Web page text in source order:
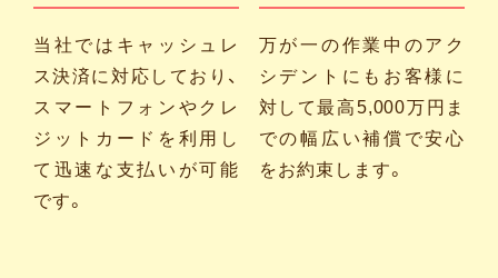
当社ではキャッシュレ
ス決済に対応しており、
スマートフォンやクレ
ジットカードを利用し
て迅速な支払いが可能
です。
万が一の作業中のアク
シデントにもお客様に
対して最高5,000万円ま
での幅広い補償で安心
をお約束します。